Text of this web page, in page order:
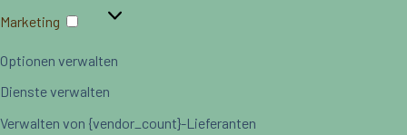
Marketing
Marketing
Optionen verwalten
Dienste verwalten
Verwalten von {vendor_count}-Lieferanten